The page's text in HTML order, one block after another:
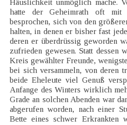
Häuslichkeit unmöglich mache.
hatte der Geheimrath oft mit
besprochen, sich von den
halten, in denen er bisher fast
deren er überdrüssig geworden
zufrieden gewesen. Statt dessen
Kreis gewählter Freunde,
bei sich versammeln, von deren
beide Eheleute viel Genuß
Anfange des Winters wirklich
Grade an solchen Abenden war
abgerufen worden, nach einer
Bette eines schwer Erkrankten